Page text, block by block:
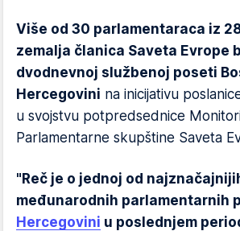
Više od 30 parlamentaraca iz
zemalja članica Saveta Evrope
dvodnevnoj službenoj poseti
Hercegovini na inicijativu
u svojstvu potpredsednice
Parlamentarne skupštine Saveta
"Reč je o jednoj od
međunarodnih parlamentarnih
Hercegovini u poslednjem